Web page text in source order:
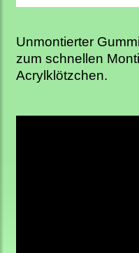
Unmontierter
zum schnellen
Acrylklötzchen.